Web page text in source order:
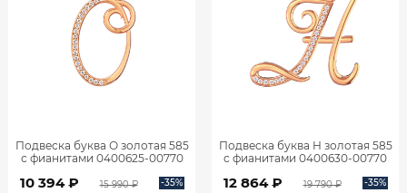
Подвеска буква О золотая 585
с фианитами 0400625-00770
10 394 ₽ 15 990 ₽ -35%
Подвеска буква Н золотая 585
с фианитами 0400630-00770
12 864 ₽ 19 790 ₽ -35%